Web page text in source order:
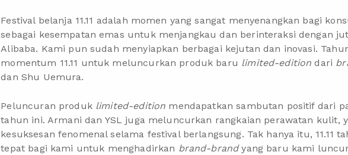
Festival belanja 11.11 adalah momen yang sangat menyenangkan bagi
sebagai kesempatan emas untuk menjangkau dan berinteraksi dengan
Alibaba. Kami pun sudah menyiapkan berbagai kejutan dan inovasi.
momentum 11.11 untuk meluncurkan produk baru limited-editiondari
dan Shu Uemura.
Peluncuran produk limited-edition mendapatkan sambutan positif dari
tahun ini. Armani dan YSL juga meluncurkan rangkaian perawatan kulit,
kesuksesan fenomenal selama festival berlangsung. Tak hanya itu, 11.11
tepat bagi kami untuk menghadirkan brand-brandyang baru kami